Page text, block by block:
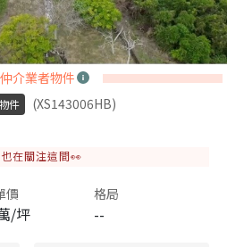
介業者物件
件
(XS143006HB)
在關注這間👀
價
/坪
格局
--